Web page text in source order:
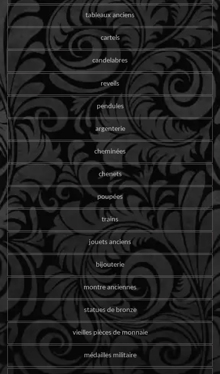
tableaux anciens
cartels
candelabres
reveils
pendules
argenterie
cheminées
chenets
poupées
trains
jouets anciens
bijouterie
montre anciennes
statues de bronze
vieilles pièces de monnaie
médailles militaire